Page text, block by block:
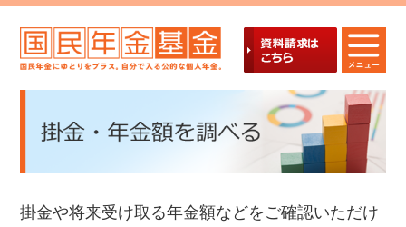
掛金や将来受け取る年金額などをご確認いただけ